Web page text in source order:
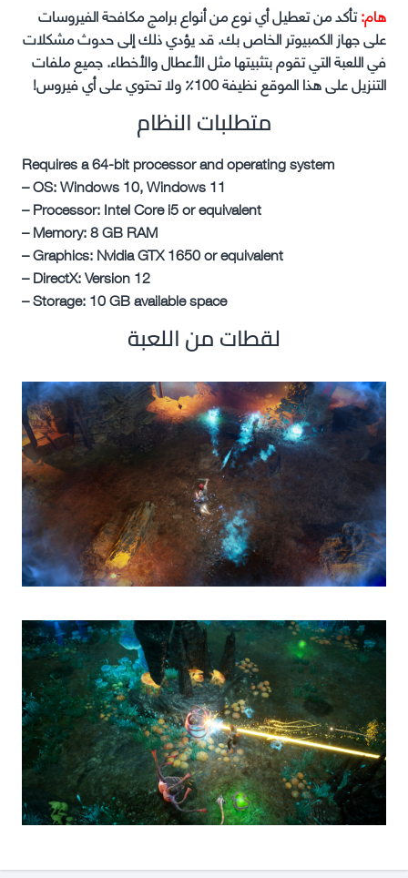
هام:تأكد من تعطيل أي نوع من أنواع برامج مكافحة الفيروسات
على جهاز الكمبيوتر الخاص بك. قد يؤدي ذلك إلى حدوث مشكلات
في اللعبة التي تقوم بتثبيتها مثل الأعطال والأخطاء. جميع ملفات
التنزيل على هذا الموقع نظيفة 100٪ ولا تحتوي على أي فيروس!
متطلبات النظام
Requires a 64-bit processor and operating system
– OS: Windows 10, Windows 11
– Processor: Intel Core i5 or equivalent
– Memory: 8 GB RAM
– Graphics: Nvidia GTX 1650 or equivalent
– DirectX: Version 12
– Storage: 10 GB available space
لقطات من اللعبة